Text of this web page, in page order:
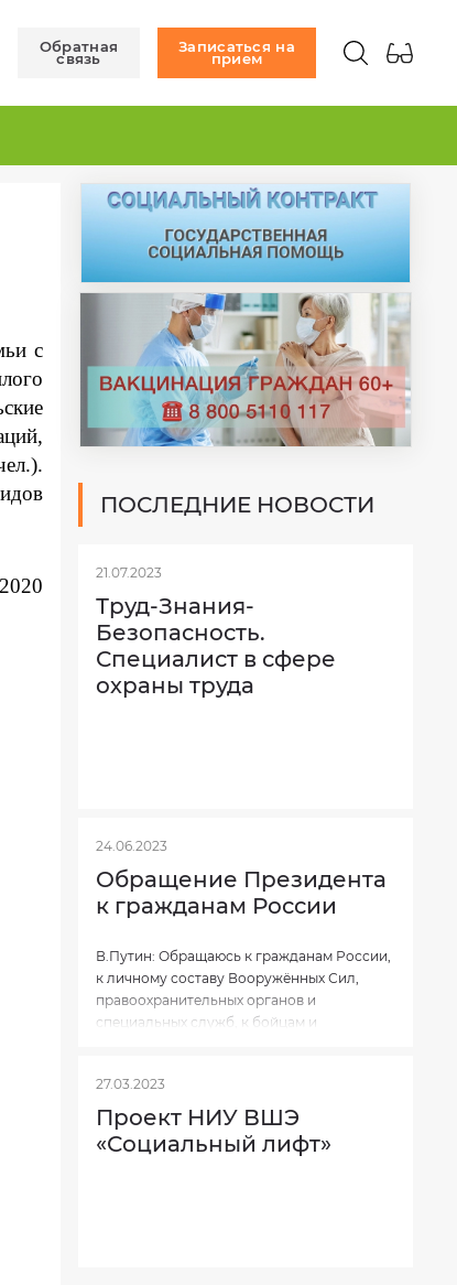
Обратная
связь
Записаться на
прием
с
.
ПОСЛЕДНИЕ НОВОСТИ
21.07.2023
Труд-Знания-
Безопасность.
Специалист в сфере
охраны труда
24.06.2023
Обращение Президента
к гражданам России
В.Путин: Обращаюсь к гражданам России,
к личному составу Вооружённых Сил,
правоохранительных органов и
специальных служб, к бойцам и
27.03.2023
Проект НИУ ВШЭ
«Социальный лифт»